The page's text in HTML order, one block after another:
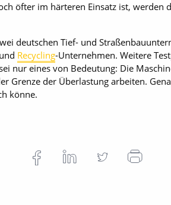
öfter im härteren Einsatz ist, werden
deutschen Tief- und
Recycling-Unternehmen. Weitere
nur eines von Bedeutung: Die
Grenze der Überlastung arbeiten.
könne.